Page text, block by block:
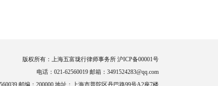
版权所有：上海五富珑行律师事务所 沪ICP备00001号
电话：021-62560019 邮箱：3491524283@qq.com
邮编：200000 地址：上海市普陀区丹巴路99号A2座7楼